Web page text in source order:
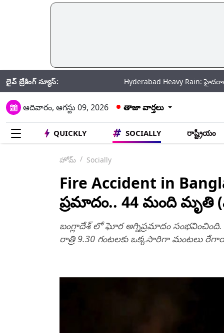
లైవ్ బ్రేకింగ్ న్యూస్: Hyderabad Heavy Rain: హైదరాబాద్‌ నగరాన్ని
ఆదివారం, ఆగస్టు 09, 2026 తాజా వార్తలు
QUICKLY SOCIALLY రాష్ట్రీయం
హోమ్ Socially
Fire Accident in
ప్రమాదం.. 44 మంది
బంగ్లాదేశ్‌ లో ఘోర అగ్నిప్రమాదం
రాత్రి 9.30 గంటలకు ఒక్కసారిగా మంటలు